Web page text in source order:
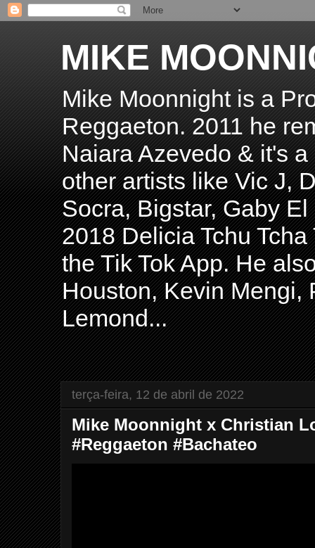
MIKE
Mike Moonnight is a
Reggaeton. 2011 he
Naiara Azevedo & it's
other artists like Vic J,
Socra, Bigstar, Gaby
2018 Delicia Tchu
the Tik Tok App. He
Houston, Kevin Mengi,
Lemond...
terça-feira, 12 de abril de 2022
Mike Moonnight x Christian
#Reggaeton #Bachateo